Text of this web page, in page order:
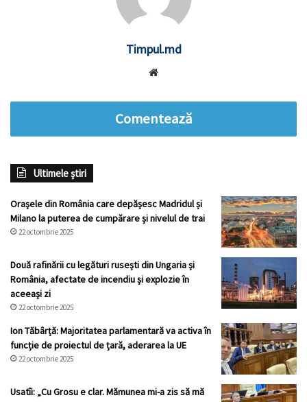
Timpul.md
Comentează
Ultimele știri
Orașele din România care depășesc Madridul și
Milano la puterea de cumpărare și nivelul de trai
22 octombrie 2025
Două rafinării cu legături rusești din Ungaria și
România, afectate de incendiu și explozie în
aceeași zi
22 octombrie 2025
Ion Tăbârță: Majoritatea parlamentară va activa în
funcție de proiectul de țară, aderarea la UE
22 octombrie 2025
Usatîi: „Cu Grosu e clar. Mămunea mi-a zis să mă